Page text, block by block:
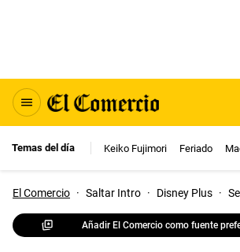
Temas del día Keiko Fujimori Feriado
El Comercio · Saltar Intro · Disney Plus ·
Añadir El Comercio como fuente